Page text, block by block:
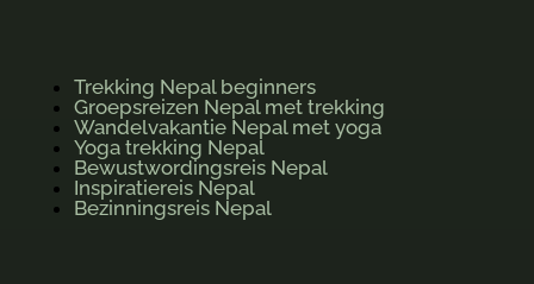
Trekking Nepal beginners
Groepsreizen Nepal met trekking
Wandelvakantie Nepal met yoga
Yoga trekking Nepal
Bewustwordingsreis Nepal
Inspiratiereis Nepal
Bezinningsreis Nepal